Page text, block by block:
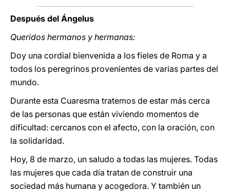
Después del Ángelus
Queridos hermanos y hermanas:
Doy una cordial bienvenida a los fieles de Roma y a
todos los peregrinos provenientes de varias partes del
mundo.
Durante esta Cuaresma tratemos de estar más cerca
de las personas que están viviendo momentos de
dificultad: cercanos con el afecto, con la oración, con
la solidaridad.
Hoy, 8 de marzo, un saludo a todas las mujeres. Todas
las mujeres que cada día tratan de construir una
sociedad más humana y acogedora. Y también un